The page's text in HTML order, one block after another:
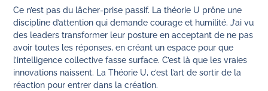
Ce n’est pas du lâcher-prise passif. La théorie U prône une
discipline d’attention qui demande courage et humilité. J’ai vu
des leaders transformer leur posture en acceptant de ne pas
avoir toutes les réponses, en créant un espace pour que
l’intelligence collective fasse surface. C’est là que les vraies
innovations naissent. La Théorie U, c’est l’art de sortir de la
réaction pour entrer dans la création.